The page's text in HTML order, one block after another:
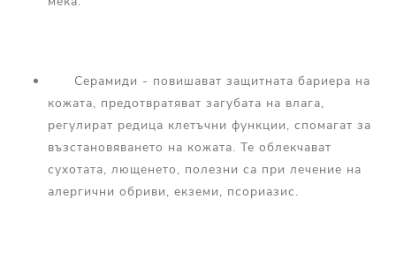
Серамиди - повишават защитната бариера на
кожата, предотвратяват загубата на влага,
регулират редица клетъчни функции, спомагат за
възстановяването на кожата. Те облекчават
сухотата, лющенето, полезни са при лечение на
алергични обриви, екземи, псориазис.